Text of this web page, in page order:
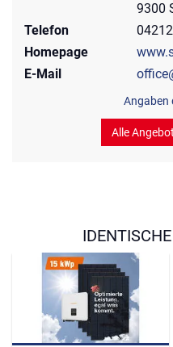
9300
Telefon
Homepage
E-Mail
Angaben
Alle